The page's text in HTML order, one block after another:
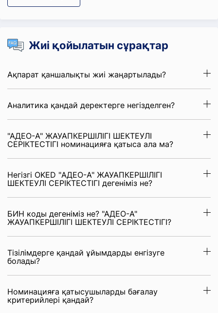
Жиі қойылатын сұрақтар
Ақпарат қаншалықты жиі жаңартылады?
Аналитика қандай деректерге негізделген?
"АДЕО-А" ЖАУАПКЕРШІЛІГІ ШЕКТЕУЛІ
СЕРІКТЕСТІГІ номинацияға қатыса ала ма?
Негізгі OKED "АДЕО-А" ЖАУАПКЕРШІЛІГІ
ШЕКТЕУЛІ СЕРІКТЕСТІГІ дегеніміз не?
БИН коды дегеніміз не? "АДЕО-А"
ЖАУАПКЕРШІЛІГІ ШЕКТЕУЛІ СЕРІКТЕСТІГІ?
Тізілімдерге қандай ұйымдарды енгізуге
болады?
Номинацияға қатысушыларды бағалау
критерийлері қандай?